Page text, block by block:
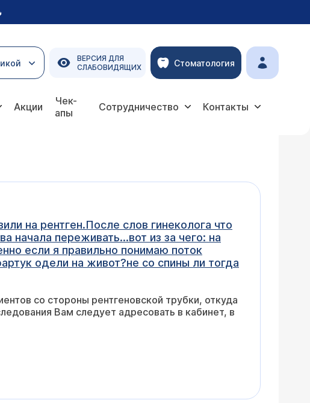
ВЕРСИЯ ДЛЯ
СЛАБОВИДЯЩИХ
Стоматология
Акции
Чек-
апы
Сотрудничество Контакты
на рентген.После слов гинеколога что
начала переживать...вот из за чего: на
если я правильно понимаю поток
одели на живот?не со спины ли тогда
со стороны рентгеновской трубки, откуда
Вам следует адресовать в кабинет, в